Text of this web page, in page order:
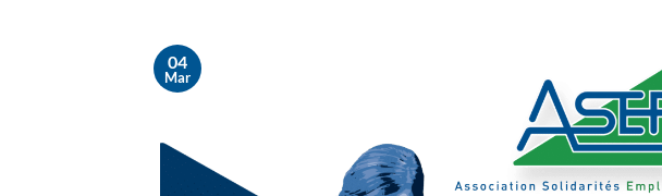
04
Mar